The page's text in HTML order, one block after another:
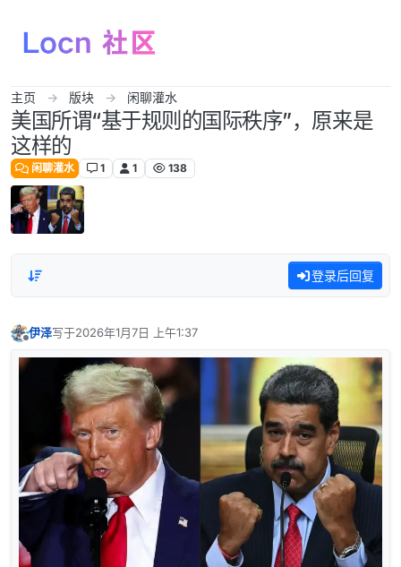
主页 版块 闲聊灌水
美国所谓“基于规则的国际秩序”，原来是
这样的
闲聊灌水 1 1 138
登录后回复
伊泽写于2026年1月7日 上午1:37
最后由 编辑